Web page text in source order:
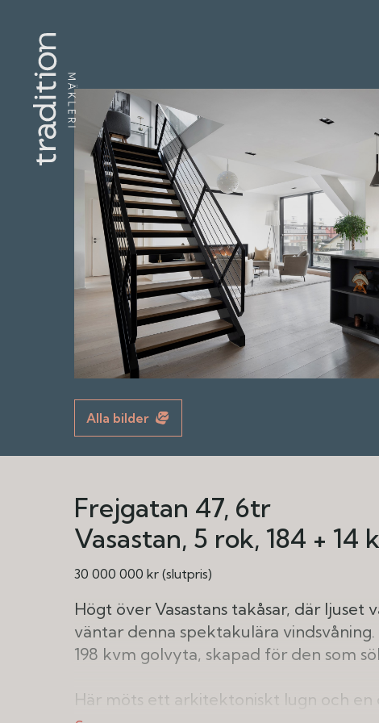
Alla bilder
Frejgatan 47, 6tr
Vasastan 5 rok 184 + 14
30 000 000 kr (slutpris)
Högt över Vasastans takåsar, där
väntar denna spektakulära
198 kvm golvyta, skapad för den som
Här möts ett arkitektoniskt lugn och en